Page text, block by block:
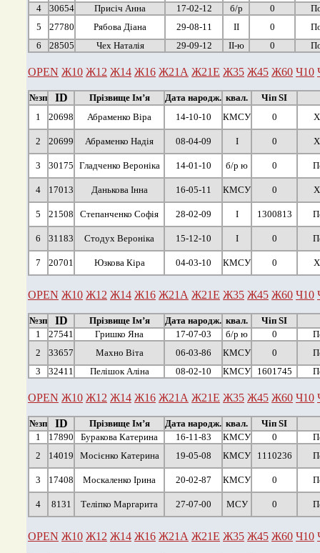
4
30654 Присіч Анна 17-02-12 б/р 0
5
27780 Рябова Діана 29-08-11 ІІ 0
6
28505 Чех Наталія 29-09-12 ІІ-ю 0
OPEN Ж10 Ж12 Ж14 Ж16 Ж21А Ж21Е Ж35 Ж45 Ж60 Ч10
№зп ID Прізвище Ім’я Дата народж. квал.
Чіп SI
1
20698 Абраменко Віра 14-10-10 КМСУ 0
2 20699 Абраменко Надія 08-04-09 І 0
3 30175 Гладченко Вероніка 14-01-10 б/р ю 0
4 17013 Данькова Інна 16-05-11 КМСУ 0
5 21508 Степанченко Софія 28-02-09 І 1300813
6 31183 Стодух Вероніка 15-12-10 І 0
7 20701 Юзкова Кіра 04-03-10 КМСУ 0
OPEN Ж10 Ж12 Ж14 Ж16 Ж21А Ж21Е Ж35 Ж45 Ж60 Ч10
№зп ID Прізвище Ім’я Дата народж. квал.
Чіп SI
1
27541 Гришко Яна 17-07-03 б/р ю 0
2
33657 Махно Віта 06-03-86 КМСУ 0
3
32411 Пелішок Аліна 08-02-10 КМСУ 1601745
OPEN Ж10 Ж12 Ж14 Ж16 Ж21А Ж21Е Ж35 Ж45 Ж60 Ч10
№зп ID Прізвище Ім’я Дата народж. квал.
Чіп SI
1
17890 Буракова Катерина 16-11-83 КМСУ 0
2
14019 Мосієнко Катерина 19-05-08 КМСУ 1110236
3 17408 Москаленко Ірина 20-02-87 КМСУ 0
4 8131 Теліпко Маргарита 27-07-00 МСУ 0
OPEN Ж10 Ж12 Ж14 Ж16 Ж21А Ж21Е Ж35 Ж45 Ж60 Ч10